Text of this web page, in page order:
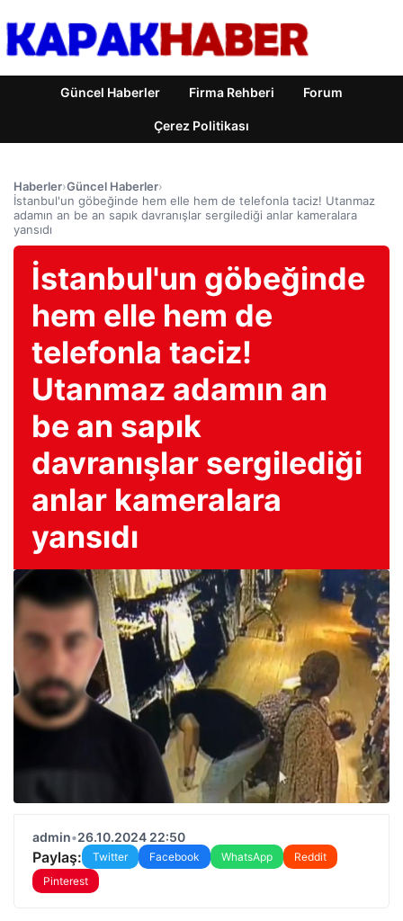
Güncel Haberler Firma Rehberi Forum
Çerez Politikası
Haberler›Güncel Haberler›
İstanbul'un göbeğinde hem elle hem de telefonla taciz! Utanmaz
adamın an be an sapık davranışlar sergilediği anlar kameralara
yansıdı
İstanbul'un göbeğinde
hem elle hem de
telefonla taciz!
Utanmaz adamın an
be an sapık
davranışlar sergilediği
anlar kameralara
yansıdı
admin•26.10.2024 22:50
Paylaş: Twitter Facebook WhatsApp
Reddit
Pinterest